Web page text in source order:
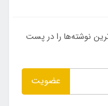
نوشته‌ها را در پست
عضویت